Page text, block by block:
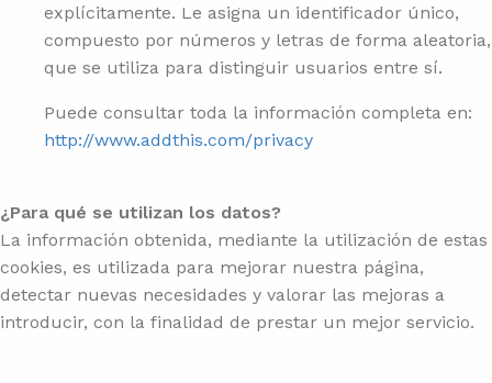
explícitamente. Le asigna un identificador único,
compuesto por números y letras de forma aleatoria,
que se utiliza para distinguir usuarios entre sí.
Puede consultar toda la información completa en:
http://www.addthis.com/privacy
¿Para qué se utilizan los datos?
La información obtenida, mediante la utilización de estas
cookies, es utilizada para mejorar nuestra página,
detectar nuevas necesidades y valorar las mejoras a
introducir, con la finalidad de prestar un mejor servicio.